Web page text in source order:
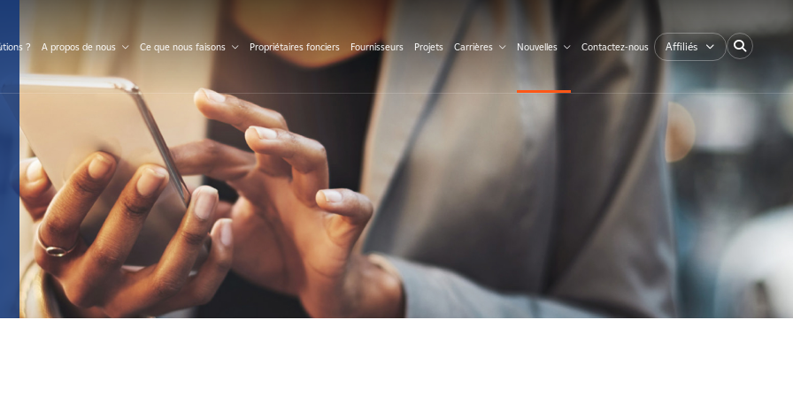
? A propos de nous Ce que nous faisons Propriétaires fonciers Fournisseurs Projets Carrières Nouvelles Contactez-nous Affiliés